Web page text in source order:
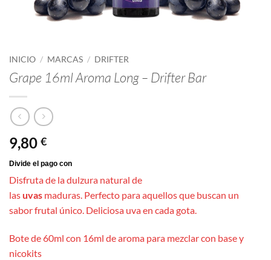
INICIO / MARCAS / DRIFTER
Grape 16ml Aroma Long – Drifter Bar
9,80 €
Disfruta de la dulzura natural de
las uvas maduras. Perfecto para aquellos que buscan un
sabor frutal único. Deliciosa uva en cada gota.
Bote de 60ml con 16ml de aroma para mezclar con base y
nicokits